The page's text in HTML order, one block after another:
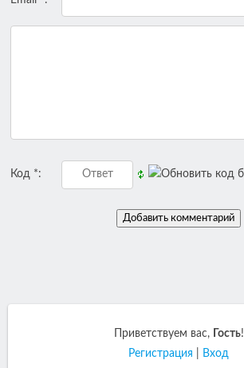
Код *:
Приветствуем вас, Гость!
Регистрация
Вход